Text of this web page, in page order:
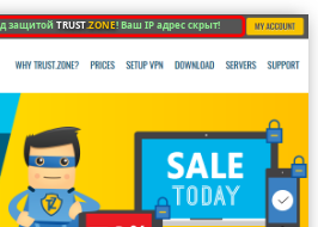
защитойTRUST.ZONE! Ваш IP адрес скрыт!